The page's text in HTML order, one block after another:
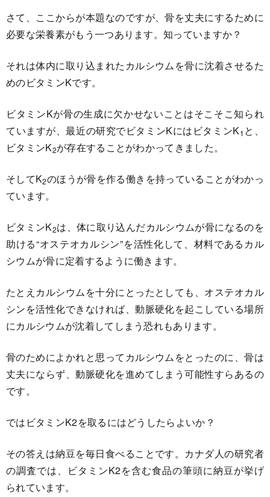
さて、ここからが本題なのですが、骨を丈夫にするために
必要な栄養素がもう一つあります。知っていますか？
それは体内に取り込まれたカルシウムを骨に沈着させるた
めのビタミンKです。
ビタミンKが骨の生成に欠かせないことはそこそこ知られ
ていますが、最近の研究でビタミンKにはビタミンK1 と、
ビタミンK2が存在することがわかってきました。
そしてK2のほうが骨を作る働きを持っていることがわかっ
ています。
ビタミンK2は、体に取り込んだカルシウムが骨になるのを
助ける“オステオカルシン”を活性化して、材料であるカル
シウムが骨に定着するように働きます。
たとえカルシウムを十分にとったとしても、オステオカル
シンを活性化できなければ、動脈硬化を起こしている場所
にカルシウムが沈着してしまう恐れもあります。
骨のためによかれと思ってカルシウムをとったのに、骨は
丈夫にならず、動脈硬化を進めてしまう可能性すらあるの
です。
ではビタミンK2を取るにはどうしたらよいか？
その答えは納豆を毎日食べることです。カナダ人の研究者
の調査では、ビタミンK2を含む食品の筆頭に納豆が挙げ
られています。